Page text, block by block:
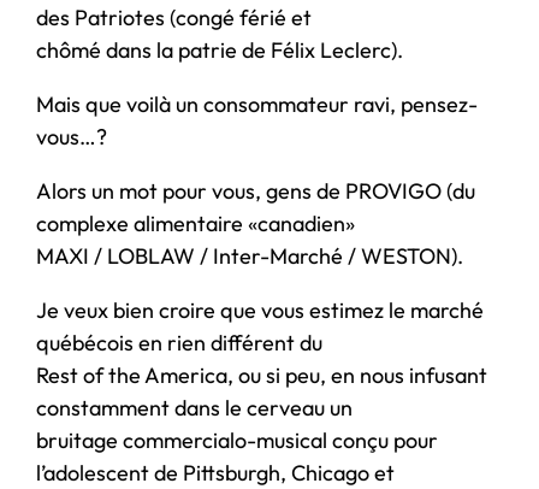
des Patriotes (congé férié et
chômé dans la patrie de Félix Leclerc).
Mais que voilà un consommateur ravi, pensez-
vous…?
Alors un mot pour vous, gens de PROVIGO (du
complexe alimentaire «canadien»
MAXI / LOBLAW / Inter-Marché / WESTON).
Je veux bien croire que vous estimez le marché
québécois en rien différent du
Rest of the America, ou si peu, en nous infusant
constamment dans le cerveau un
bruitage commercialo-musical conçu pour
l’adolescent de Pittsburgh, Chicago et